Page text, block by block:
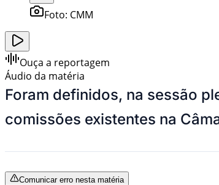
Foto: CMM
Ouça a reportagem
Áudio da matéria
Foram definidos, na sessão
comissões existentes na
Comunicar erro nesta matéria